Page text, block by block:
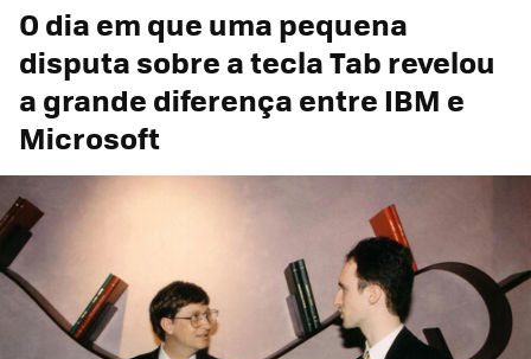
O dia em que uma pequena
disputa sobre a tecla Tab revelou
a grande diferença entre IBM e
Microsoft